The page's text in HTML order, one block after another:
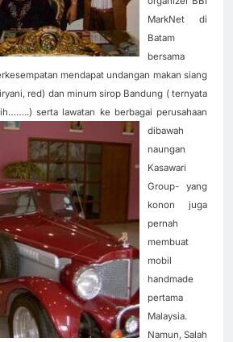
MarkNet di
Batam
bersama
mendapat undangan makan siang
red) dan minum sirop Bandung ( ternyata
serta lawatan ke berbagai perusahaan
dibawah
naungan
Kasawari
Group- yang
konon juga
pernah
membuat
mobil
handmade
pertama
Malaysia.
Namun, Salah